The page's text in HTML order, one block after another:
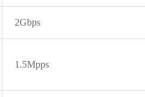
2Gbps
1.5Mpps